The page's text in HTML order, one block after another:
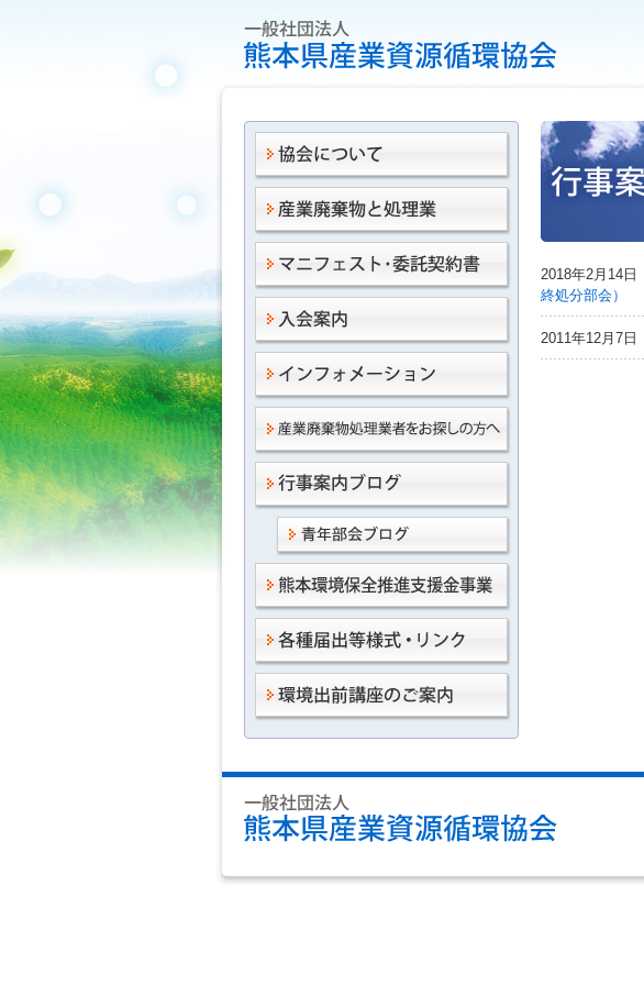
2018年2月14日
終処分部会）
2011年12月7日